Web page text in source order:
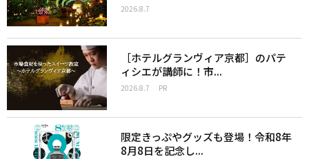
2026.8.7
［ホテルグランヴィア京都］のパテ
ィシエが講師に！市...
2026.8.7 PR
限定きっぷやグッズも登場！令和8年
8月8日を記念し...